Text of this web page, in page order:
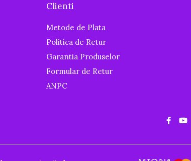
Clienti
Metode de Plata
Politica de Retur
Garantia Produselor
Formular de Retur
ANPC